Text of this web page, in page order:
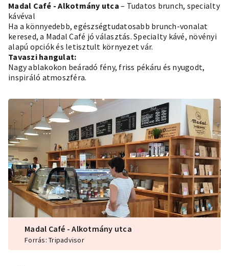
Madal Café - Alkotmány utca – Tudatos brunch, specialty
kávéval
Ha a könnyedebb, egészségtudatosabb brunch-vonalat
keresed, a Madal Café jó választás. Specialty kávé, növényi
alapú opciók és letisztult környezet vár.
Tavaszi hangulat:
Nagy ablakokon beáradó fény, friss pékáru és nyugodt,
inspiráló atmoszféra.
Madal Café - Alkotmány utca
Forrás: Tripadvisor